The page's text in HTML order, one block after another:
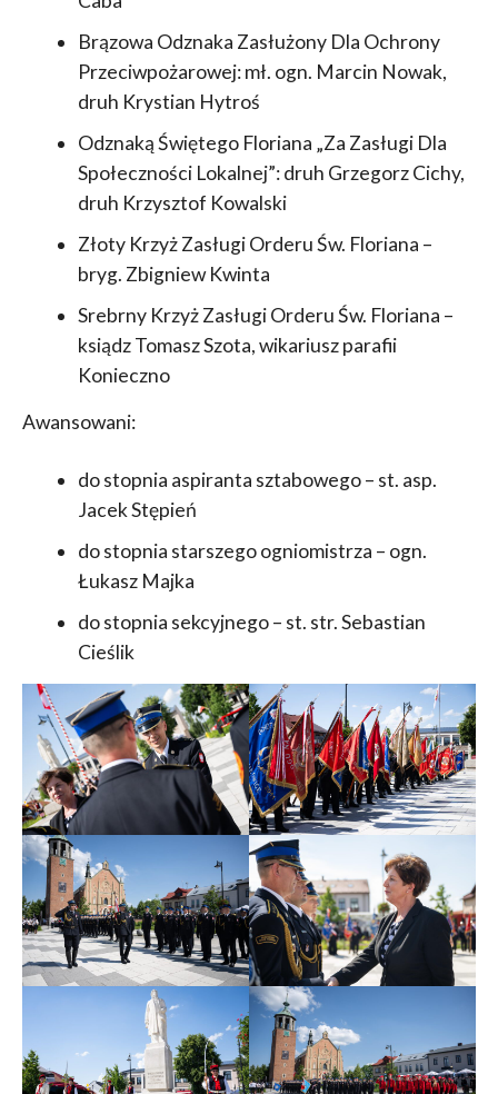
Brązowa Odznaka Zasłużony Dla Ochrony
Przeciwpożarowej: mł. ogn. Marcin Nowak,
druh Krystian Hytroś
Odznaką Świętego Floriana „Za Zasługi Dla
Społeczności Lokalnej”: druh Grzegorz Cichy,
druh Krzysztof Kowalski
Złoty Krzyż Zasługi Orderu Św. Floriana –
bryg. Zbigniew Kwinta
Srebrny Krzyż Zasługi Orderu Św. Floriana –
ksiądz Tomasz Szota, wikariusz parafii
Konieczno
Awansowani:
do stopnia aspiranta sztabowego – st. asp.
Jacek Stępień
do stopnia starszego ogniomistrza – ogn.
Łukasz Majka
do stopnia sekcyjnego – st. str. Sebastian
Cieślik